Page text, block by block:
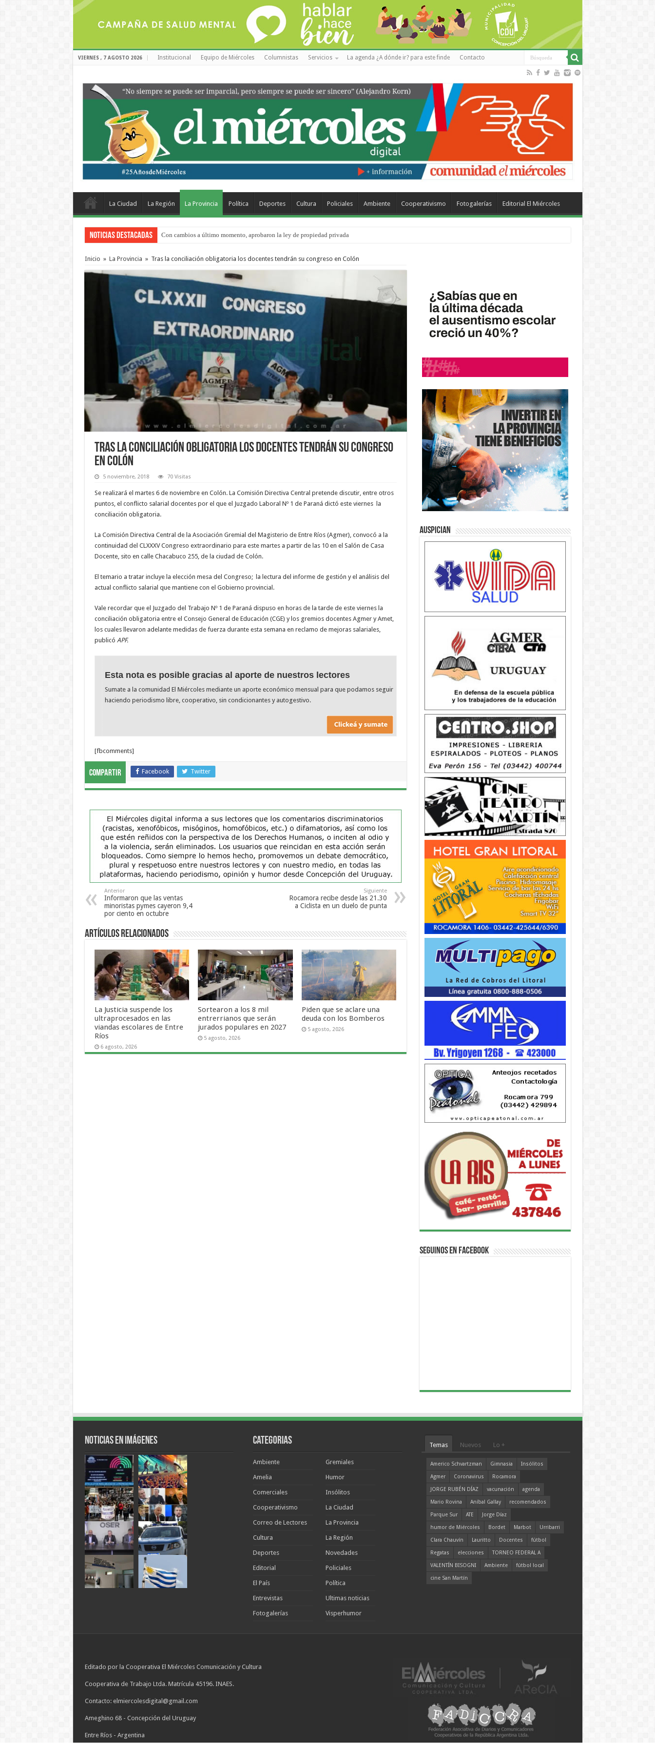
VIERNES , 7 AGOSTO 2026 Institucional Equipo de Miércoles Columnistas Servicios La agenda ¿A dónde ir? para este finde Contacto
La Ciudad La Región La Provincia Política Deportes Cultura Policiales Ambiente Cooperativismo Fotogalerías Editorial El Miércoles
Noticias Destacadas Con cambios a último momento, aprobaron la ley de propiedad privada
Inicio » La Provincia » Tras la conciliación obligatoria los docentes tendrán su congreso en Colón
Tras la conciliación obligatoria los docentes tendrán su congreso
en Colón
5 noviembre, 2018 70 Visitas
Se realizará el martes 6 de noviembre en Colón. La Comisión Directiva Central pretende discutir, entre otros
puntos, el conflicto salarial docentes por el que el Juzgado Laboral Nº 1 de Paraná dictó este viernes la
conciliación obligatoria.
La Comisión Directiva Central de la Asociación Gremial del Magisterio de Entre Ríos (Agmer), convocó a la
continuidad del CLXXXV Congreso extraordinario para este martes a partir de las 10 en el Salón de Casa
Docente, sito en calle Chacabuco 255, de la ciudad de Colón.
El temario a tratar incluye la elección mesa del Congreso; la lectura del informe de gestión y el análisis del
actual conflicto salarial que mantiene con el Gobierno provincial.
Vale recordar que el Juzgado del Trabajo Nº 1 de Paraná dispuso en horas de la tarde de este viernes la
conciliación obligatoria entre el Consejo General de Educación (CGE) y los gremios docentes Agmer y Amet,
los cuales llevaron adelante medidas de fuerza durante esta semana en reclamo de mejoras salariales,
publicó APF.
Esta nota es posible gracias al aporte de nuestros lectores
Sumate a la comunidad El Miércoles mediante un aporte económico mensual para que podamos seguir
haciendo periodismo libre, cooperativo, sin condicionantes y autogestivo.
[fbcomments]
Compartir Facebook Twitter
Anterior
Informaron que las ventas
minoristas pymes cayeron 9,4
por ciento en octubre
Siguiente
Rocamora recibe desde las 21.30
a Ciclista en un duelo de punta
Artículos Relacionados
La Justicia suspende los
ultraprocesados en las
viandas escolares de Entre
Ríos
6 agosto, 2026
Sortearon a los 8 mil
entrerrianos que serán
jurados populares en 2027
5 agosto, 2026
Piden que se aclare una
deuda con los Bomberos
5 agosto, 2026
Auspician
Seguinos en Facebook
Noticias en Imágenes Categorias
Ambiente
Amelia
Comerciales
Cooperativismo
Correo de Lectores
Cultura
Deportes
Editorial
El País
Entrevistas
Fotogalerías
Gremiales
Humor
Insólitos
La Ciudad
La Provincia
La Región
Novedades
Policiales
Política
Ultimas noticias
Visperhumor
Temas Nuevos Lo +
Americo Schvartzman Gimnasia
Insólitos
Agmer
Coronavirus
Rocamora
JORGE RUBÉN DÍAZ
vacunación
agenda
Mario Rovina
Aníbal Gallay
recomendados
Parque Sur
ATE
Jorge Díaz
humor de Miércoles
Bordet Marbot
Urribarri
Clara Chauvín
Lauritto Docentes
fútbol
Regatas
elecciones
TORNEO FEDERAL A
VALENTÍN BISOGNI
Ambiente
fútbol local
cine San Martín
Editado por la Cooperativa El Miércoles Comunicación y Cultura
Cooperativa de Trabajo Ltda. Matrícula 45196. INAES.
Contacto: elmiercolesdigital@gmail.com
Ameghino 68 - Concepción del Uruguay
Entre Ríos - Argentina